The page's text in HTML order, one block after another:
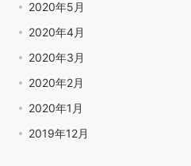
2020年5月
2020年4月
2020年3月
2020年2月
2020年1月
2019年12月